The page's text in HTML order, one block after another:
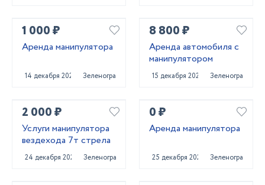
1 000 ₽
Аренда манипулятора
14 декабря 2020 Зеленоград
8 800 ₽
Аренда автомобиля с
манипулятором
15 декабря 2020 Зеленоград
2 000 ₽
Услуги манипулятора
вездехода 7т стрела
24 декабря 2020 Зеленоград
0 ₽
Аренда манипулятора
25 декабря 2020 Зеленоград